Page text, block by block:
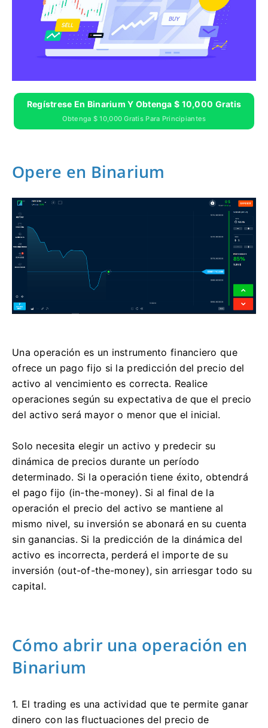
Regístrese En Binarium Y Obtenga $ 10,000 Gratis
Obtenga $ 10,000 Gratis Para Principiantes
Opere en Binarium
Una operación es un instrumento financiero que
ofrece un pago fijo si la predicción del precio del
activo al vencimiento es correcta. Realice
operaciones según su expectativa de que el precio
del activo será mayor o menor que el inicial.
Solo necesita elegir un activo y predecir su
dinámica de precios durante un período
determinado. Si la operación tiene éxito, obtendrá
el pago fijo (in-the-money). Si al final de la
operación el precio del activo se mantiene al
mismo nivel, su inversión se abonará en su cuenta
sin ganancias. Si la predicción de la dinámica del
activo es incorrecta, perderá el importe de su
inversión (out-of-the-money), sin arriesgar todo su
capital.
Cómo abrir una operación en
Binarium
1. El trading es una actividad que te permite ganar
dinero con las fluctuaciones del precio de